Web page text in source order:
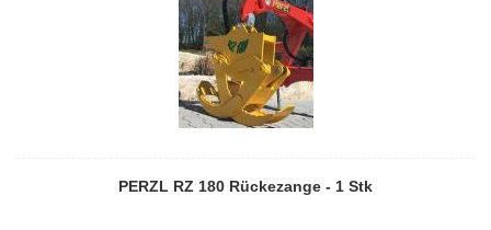
PERZL RZ 180 Rückezange - 1 Stk